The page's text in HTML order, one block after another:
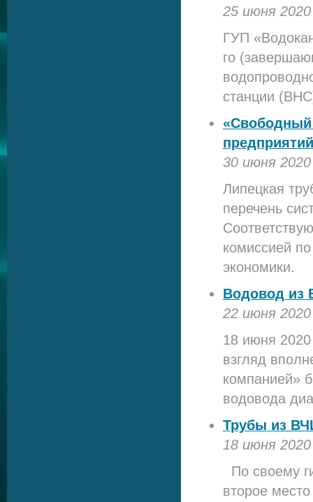
25 июня 2020
ГУП
го
станции
«Свободный
предприятий
30 июня 2020
Липецкая
перечень
комиссией
экономики.
Водовод из
22 июня 2020
18 июня
взгляд
компанией»
водовода
Трубы из
18 июня 2020
По своему
второе